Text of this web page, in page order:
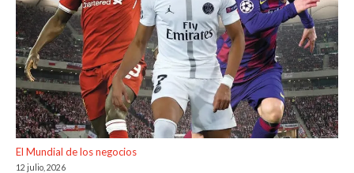
El Mundial de los negocios
12 julio, 2026